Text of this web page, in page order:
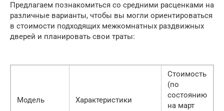
Предлагаем познакомиться со средними расценками на
различные варианты, чтобы вы могли ориентироваться
в стоимости подходящих межкомнатных раздвижных
дверей и планировать свои траты:
Модель Характеристики
Стоимость
(по
состоянию
на март